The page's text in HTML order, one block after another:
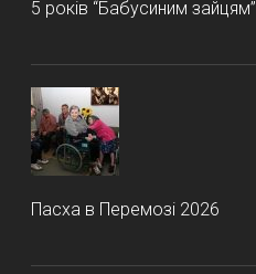
5 років “Бабусиним зайцям”
Пасха в Перемозі 2026